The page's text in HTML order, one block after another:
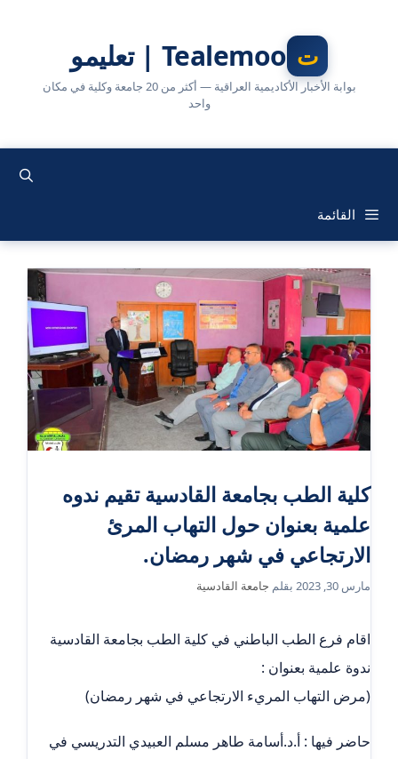
Tealemoo | تعليمو
بوابة الأخبار الأكاديمية العراقية — أكثر من 20 جامعة وكلية في مكان
واحد
القائمة
كلية الطب بجامعة القادسية تقيم ندوه
علمية بعنوان حول التهاب المرئ
الارتجاعي في شهر رمضان.
مارس 30, 2023 بقلم جامعة القادسية
اقام فرع الطب الباطني في كلية الطب بجامعة القادسية
ندوة علمية بعنوان :
(مرض التهاب المريء الارتجاعي في شهر رمضان)
حاضر فيها : أ.د.أسامة طاهر مسلم العبيدي التدريسي في